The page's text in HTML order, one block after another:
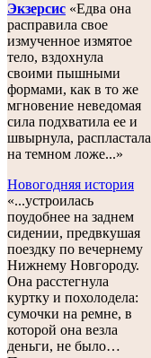
Экзерсис «Едва она
расправила свое
измученное измятое
тело, вздохнула
своими пышными
формами, как в то же
мгновение неведомая
сила подхватила ее и
швырнула, распластала
на темном ложе...»
Новогодняя история
«...устроилась
поудобнее на заднем
сидении, предвкушая
поездку по вечернему
Нижнему Новгороду.
Она расстегнула
куртку и похолодела:
сумочки на ремне, в
которой она везла
деньги, не было…